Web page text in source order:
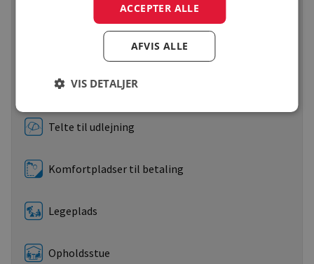
Godkendt areal i ha./antal enheder/antal faste
pladser/antal el-udtag (antal)
Reservation til betaling
Telte til udlejning
Komfortpladser til betaling
Legeplads
Opholdsstue
ACCEPTER ALLE
AFVIS ALLE
VIS DETALJER